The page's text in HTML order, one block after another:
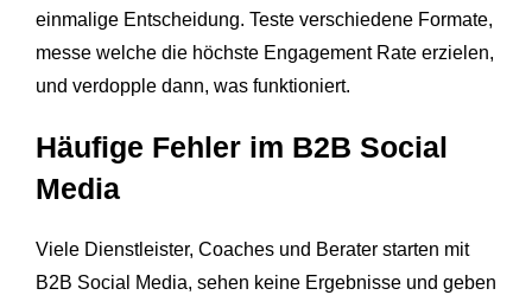
einmalige Entscheidung. Teste verschiedene Formate,
messe welche die höchste Engagement Rate erzielen,
und verdopple dann, was funktioniert.
Häufige Fehler im B2B Social
Media
Viele Dienstleister, Coaches und Berater starten mit
B2B Social Media, sehen keine Ergebnisse und geben